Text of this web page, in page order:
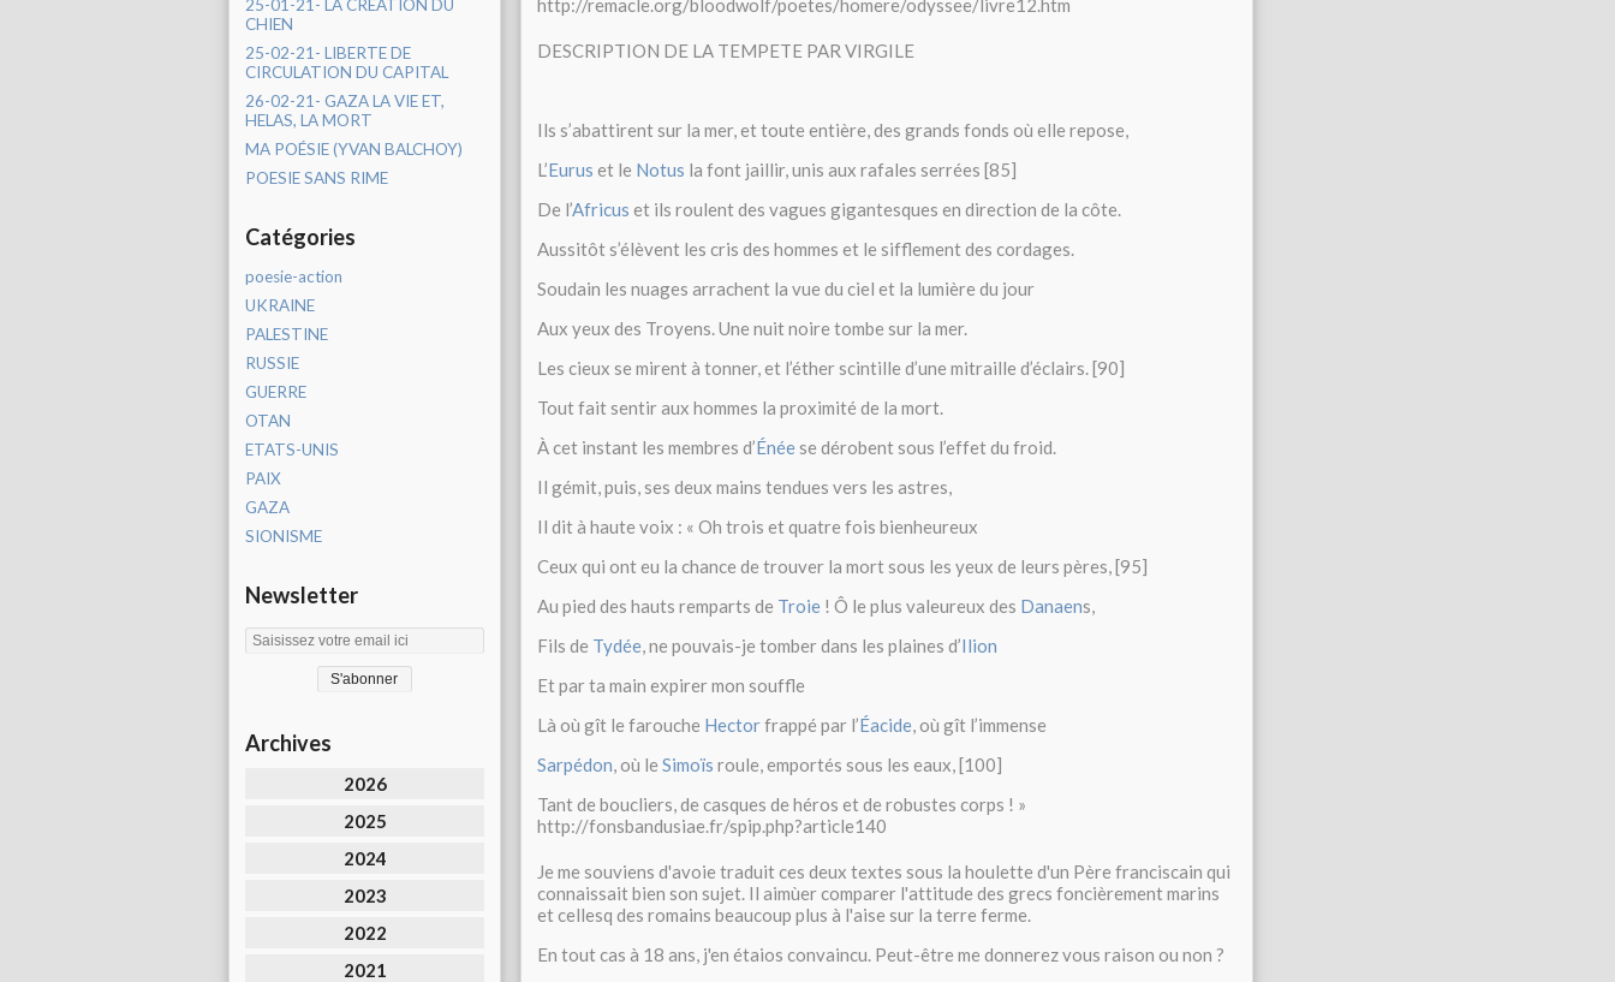
25-01-21- LA CREATION DU
CHIEN
25-02-21- LIBERTE DE
CIRCULATION DU CAPITAL
26-02-21- GAZA LA VIE ET,
HELAS, LA MORT
MA POÉSIE (YVAN BALCHOY)
POESIE SANS RIME
Catégories
poesie-action
UKRAINE
PALESTINE
RUSSIE
GUERRE
OTAN
ETATS-UNIS
PAIX
GAZA
SIONISME
Newsletter
Archives
2026
2025
2024
2023
2022
2021
http://remacle.org/bloodwolf/poetes/homere/odyssee/livre12.htm
DESCRIPTION DE LA TEMPETE PAR VIRGILE
Ils s’abattirent sur la mer, et toute entière, des grands fonds où elle repose,
L’Eurus et le Notus la font jaillir, unis aux rafales serrées [85]
De l’Africus et ils roulent des vagues gigantesques en direction de la côte.
Aussitôt s’élèvent les cris des hommes et le sifflement des cordages.
Soudain les nuages arrachent la vue du ciel et la lumière du jour
Aux yeux des Troyens. Une nuit noire tombe sur la mer.
Les cieux se mirent à tonner, et l’éther scintille d’une mitraille d’éclairs. [90]
Tout fait sentir aux hommes la proximité de la mort.
À cet instant les membres d’Énéese dérobent sous l’effet du froid.
Il gémit, puis, ses deux mains tendues vers les astres,
Il dit à haute voix : « Oh trois et quatre fois bienheureux
Ceux qui ont eu la chance de trouver la mort sous les yeux de leurs pères, [95]
Au pied des hauts remparts de Troie ! Ô le plus valeureux des Danaens,
Fils de Tydée, ne pouvais-je tomber dans les plaines d’Ilion
Et par ta main expirer mon souffle
Là où gît le farouche Hectorfrappé par l’Éacide, où gît l’immense
Sarpédon, où le Simoïs roule, emportés sous les eaux, [100]
Tant de boucliers, de casques de héros et de robustes corps ! »
http://fonsbandusiae.fr/spip.php?article140
Je me souviens d'avoie traduit ces deux textes sous la houlette d'un Père franciscain qui
connaissait bien son sujet. Il aimùer comparer l'attitude des grecs foncièrement marins
et cellesq des romains beaucoup plus à l'aise sur la terre ferme.
En tout cas à 18 ans, j'en étaios convaincu. Peut-être me donnerez vous raison ou non ?